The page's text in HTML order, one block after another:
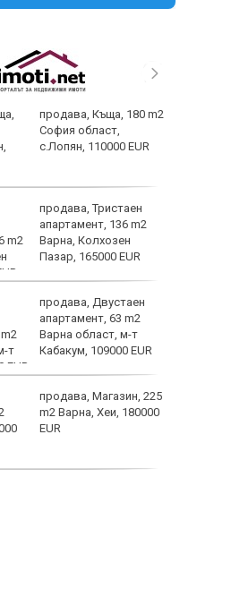
продава, Къща, 180 m2
София област,
с.Лопян, 110000 EUR
продава, Тристаен
апартамент, 136 m2
Варна, Колхозен
Пазар, 165000 EUR
продава, Двустаен
апартамент, 63 m2
Варна област, м-т
Кабакум, 109000 EUR
продава, Магазин, 225
m2 Варна, Хеи, 180000
EUR